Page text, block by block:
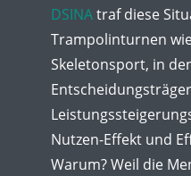
DSINAtraf diese
Trampolinturnen
Skeletonsport, in
Nutzen-Effekt und
Warum? Weil die